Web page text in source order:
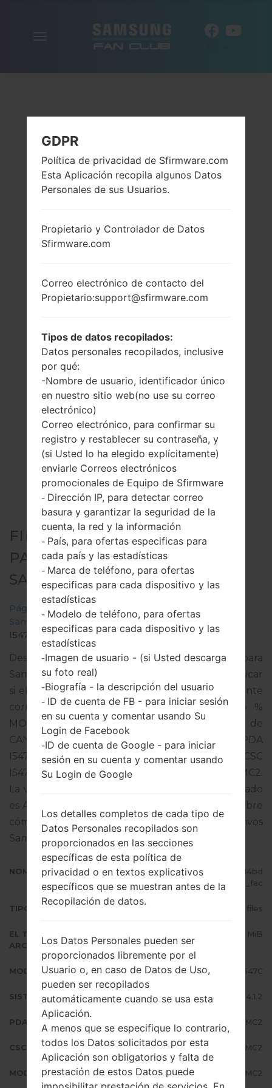
FIRMWARE OFICIAL #25637
PARA SGH-I547C -
SAMSUNGGALAXY RUGBY LTE
Página principal → Galaxy Rugby LTE
→
SamsungSGH-I547C
→
SGH-
I547C_1_20151022134727_14bdkkbpmn_fac.zip
Descargue la última actualización de firmware para
Samsung Galaxy Rugby LTE, pero no olvide verificar
si el número de modelo de su teléfono inteligente
corresponde al número de modelo indicado %
MODEL%. El código del firmware es TLS de
CANADA. El producto viene con la versión PDA
I547CVLUAMC2 y la versión CSC
I547COYAAMC2,Versión de MODEM I547CVLAMC2.
La versión del sistema operativo del firmware dado
es Android Jelly Bean 4.1.2. Tutorial completo sobre
cómo actualizar el firmware oficial en dispositivos
Samsung aquí
NOMBRE DE ARCHIVO
SGH-I547C_1_20151022134727_14bd
kkbpmn_fac
TIPO DE FIRMWARE 4 files
EL TAMAÑO DEL
ARCHIVO
720.38 MiB
MODELO Samsung SGH-I547C
SISTEMA OPERATIVO Android Jelly Bean 4.1.2
PDA/AP VERSIÓN I547CVLUAMC2
CSC VERSIÓN I547COYAAMC2
MODEM/CP VERSIÓN I547CVLAMC2
GDPR
Política de privacidad de Sfirmware.com
Esta Aplicación recopila algunos Datos
Personales de sus Usuarios.
Propietario y Controlador de Datos
Sfirmware.com
Correo electrónico de contacto del
Propietario:support@sfirmware.com
Tipos de datos recopilados:
Datos personales recopilados, inclusive
por qué:
-Nombre de usuario, identificador único
en nuestro sitio web(no use su correo
electrónico)
Correo electrónico, para confirmar su
registro y restablecer su contraseña, y
(si Usted lo ha elegido explícitamente)
enviarle Correos electrónicos
promocionales de Equipo de Sfirmware
- Dirección IP, para detectar correo
basura y garantizar la seguridad de la
cuenta, la red y la información
- País, para ofertas especificas para
cada país y las estadísticas
- Marca de teléfono, para ofertas
especificas para cada dispositivo y las
estadísticas
- Modelo de teléfono, para ofertas
especificas para cada dispositivo y las
estadísticas
-Imagen de usuario - (si Usted descarga
su foto real)
-Biografía - la descripción del usuario
- ID de cuenta de FB - para iniciar sesión
en su cuenta y comentar usando Su
Login de Facebook
-ID de cuenta de Google - para iniciar
sesión en su cuenta y comentar usando
Su Login de Google
Los detalles completos de cada tipo de
Datos Personales recopilados son
proporcionados en las secciones
específicas de esta política de
privacidad o en textos explicativos
específicos que se muestran antes de la
Recopilación de datos.
Los Datos Personales pueden ser
proporcionados libremente por el
Usuario o, en caso de Datos de Uso,
pueden ser recopilados
automáticamente cuando se usa esta
Aplicación.
A menos que se especifique lo contrario,
todos los Datos solicitados por esta
Aplicación son obligatorios y falta de
prestación de estos Datos puede